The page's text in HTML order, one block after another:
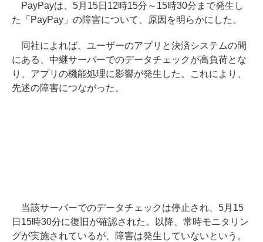
PayPayは、5月15日12時15分～15時30分まで発生し
た「PayPay」の障害について、原因を明らかにした。
同社によれば、ユーザーのアプリと決済システムの間
にある、中継サーバーでのデータチェックが高負荷とな
り、アプリの機能処理に影響が発生した。これにより、
先述の障害につながった。
当該サーバーでのデータチェックは停止され、5月15
日15時30分に復旧が確認された。以降、常時モニタリン
グが実施されているが、障害は発生していないという。